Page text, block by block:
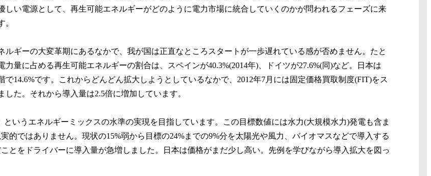
しい電源として、再生可能エネルギーがどのように電力市場に統合していくのかが問われるフェーズに来
。
ルギーの大変革期にあるなかで、我が国は正直なところスタートが一歩遅れている感が否めません。たと
力量に占める再生可能エネルギーの割合は、スペインが40.3%(2014年)、ドイツが27.6%(同)など。日本は
で14.6%です。これからどんどん拡大しようとしているなかで、2012年7月には固定価格買取制度(FIT)をス
した。それから導入量は2.5倍に増加しています。
いうエネルギーミックスの水準の実現を目指しています。この目標数値には水力(大規模水力)発電も含ま
的ではありません。現状の15%弱から目標の24%までの9%分を太陽光や風力、バイオマスなどで導入する
とをドライバーに導入量が急増しました。日本は価格がまだ少し高い。先例を学びながら導入拡大を図っ